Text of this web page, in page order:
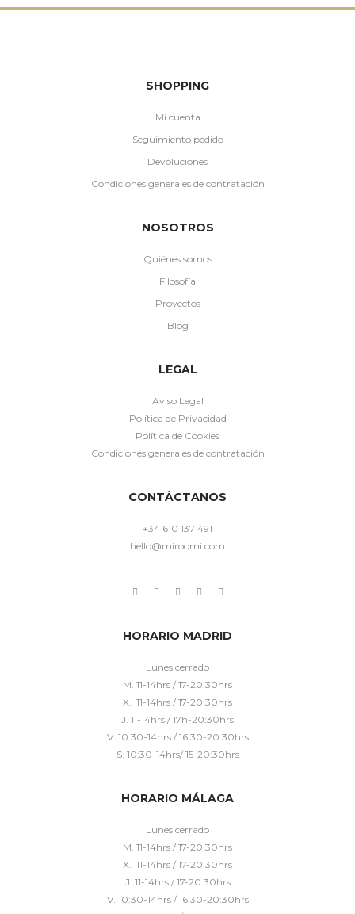
SHOPPING
Mi cuenta
Seguimiento pedido
Devoluciones
Condiciones generales de contratación
NOSOTROS
Quiénes somos
Filosofía
Proyectos
Blog
LEGAL
Aviso Legal
Política de Privacidad
Política de Cookies
Condiciones generales de contratación
CONTÁCTANOS
+34 610 137 491
hello@miroomi.com
HORARIO MADRID
Lunes cerrado
M. 11-14hrs / 17-20:30hrs
X. 11-14hrs / 17-20:30hrs
J. 11-14hrs / 17h-20:30hrs
V. 10:30-14hrs / 16:30-20:30hrs
S. 10:30-14hrs/ 15-20:30hrs
HORARIO MÁLAGA
Lunes cerrado
M. 11-14hrs / 17-20:30hrs
X. 11-14hrs / 17-20:30hrs
J. 11-14hrs / 17-20:30hrs
V. 10:30-14hrs / 16:30-20:30hrs